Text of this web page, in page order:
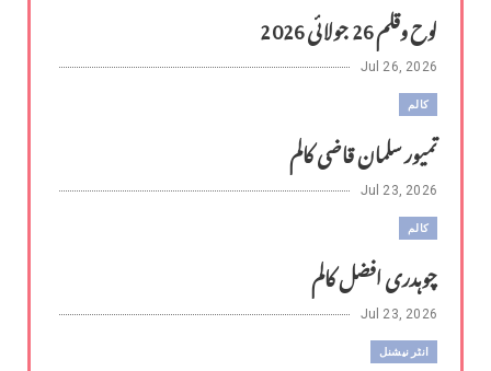
لوح وقلم 26 جولائی 2026
Jul 26, 2026
کالم
تمیور سلمان قاضی کالم
Jul 23, 2026
کالم
چوہدری افضل کالم
Jul 23, 2026
انٹر نیشنل